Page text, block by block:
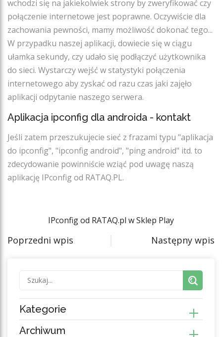
wchodzi się na jakiekolwiek strony by zweryfikować czy
połączenie internetowe jest poprawne. Oczywiście dla
zachowania pewności, mamy możliwość dokonać tego...
W przypadku naszej aplikacji, dowiecie się w ciągu
ułamka sekundy, czy udało się podłączyć użytkownika
do sieci. Wystarczy wejść w statystyki połączenia
internetowego aby zyskać od razu czas jaki zajęło
aplikacji odpytanie naszego serwera.
Aplikacja ipconfig dla androida - kontakt
Jeśli zatem przeszukujecie sieć z frazami typu "aplikacja
do ipconfig", "ipconfig android", "ping android" itd. to
zdecydowanie powinniście wziąć pod uwagę naszą
aplikację IPconfig od RATAQ.PL.
IPconfig od RATAQ.pl w Sklep Play
Poprzedni wpis Następny wpis
Kategorie
Archiwum